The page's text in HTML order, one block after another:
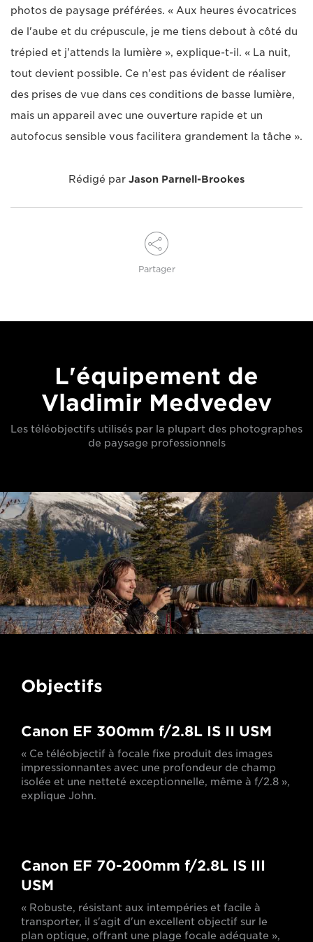
photos de paysage préférées. « Aux heures évocatrices
de l'aube et du crépuscule, je me tiens debout à côté du
trépied et j'attends la lumière », explique-t-il. « La nuit,
tout devient possible. Ce n'est pas évident de réaliser
des prises de vue dans ces conditions de basse lumière,
mais un appareil avec une ouverture rapide et un
autofocus sensible vous facilitera grandement la tâche ».
Rédigé par Jason Parnell-Brookes
Partager
L'équipement de
Vladimir Medvedev
Les téléobjectifs utilisés par la plupart des photographes
de paysage professionnels
Objectifs
Canon EF 300mm f/2.8L IS II USM
« Ce téléobjectif à focale fixe produit des images
impressionnantes avec une profondeur de champ
isolée et une netteté exceptionnelle, même à f/2.8 »,
explique John.
Canon EF 70-200mm f/2.8L IS III
USM
« Robuste, résistant aux intempéries et facile à
transporter, il s'agit d'un excellent objectif sur le
plan optique, offrant une plage focale adéquate »,